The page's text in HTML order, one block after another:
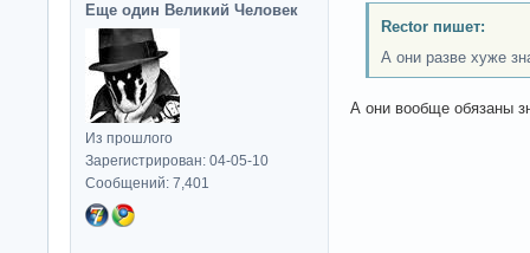
Еще один Великий Человек
Из прошлого
Зарегистрирован: 04-05-10
Сообщений: 7,401
Rector пишет:
А они разве хуже
А они вообще обязаны